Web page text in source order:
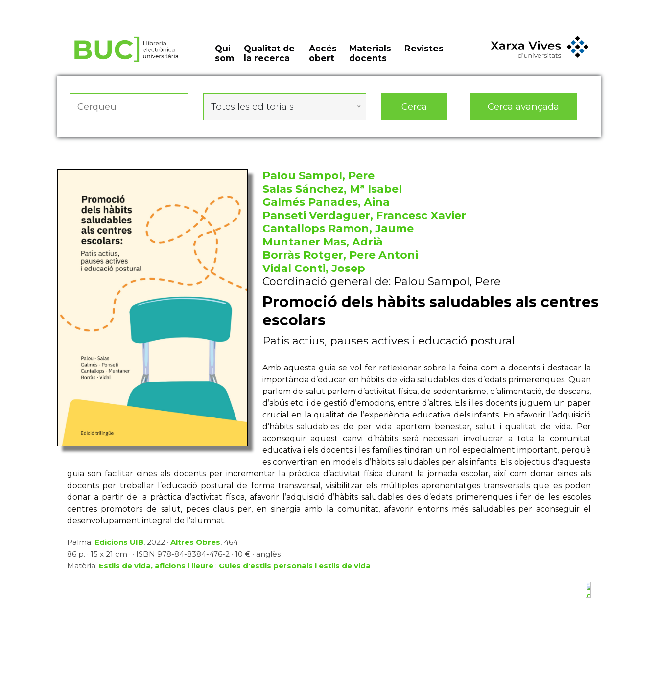
Qui
som
Qualitat de
la recerca
Accés
obert
Materials
docents
Revistes
Totes les editorials Cerca Cerca avançada
Palou Sampol, Pere
Salas Sánchez, Mª Isabel
Galmés Panades, Aina
Panseti Verdaguer, Francesc Xavier
Cantallops Ramon, Jaume
Muntaner Mas, Adrià
Borràs Rotger, Pere Antoni
Vidal Conti, Josep
Coordinació general de: Palou Sampol, Pere
Promoció dels hàbits saludables als centres
escolars
Patis actius, pauses actives i educació postural
Amb aquesta guia se vol fer reflexionar sobre la feina com a docents i destacar la
importància d’educar en hàbits de vida saludables des d’edats primerenques. Quan
parlem de salut parlem d’activitat física, de sedentarisme, d’alimentació, de descans,
d’abús etc. i de gestió d’emocions, entre d’altres. Els i les docents juguem un paper
crucial en la qualitat de l’experiència educativa dels infants. En afavorir l’adquisició
d’hàbits saludables de per vida aportem benestar, salut i qualitat de vida. Per
aconseguir aquest canvi d’hàbits será necessari involucrar a tota la comunitat
educativa i els docents i les famílies tindran un rol especialment important, perquè
es convertiran en models d’hàbits saludables per als infants. Els objectius d'aquesta
guia son facilitar eines als docents per incrementar la pràctica d’activitat física durant la jornada escolar, així com donar eines als
docents per treballar l’educació postural de forma transversal, visibilitzar els múltiples aprenentatges transversals que es poden
donar a partir de la pràctica d’activitat física, afavorir l’adquisició d’hàbits saludables des d’edats primerenques i fer de les escoles
centres promotors de salut, peces claus per, en sinergia amb la comunitat, afavorir entorns més saludables per aconseguir el
desenvolupament integral de l’alumnat.
Palma: Edicions UIB, 2022 · Altres Obres, 464
86 p. · 15 x 21 cm · · ISBN 978-84-8384-476-2 · 10 € · anglès
Matèria: Estils de vida, aficions i lleure : Guies d'estils personals i estils de vida